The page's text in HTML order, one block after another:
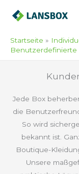
Inhalt
Startseite
Benutzerdefinierte
Jede Box
die
So wird
bekannt ist.
Boutique-
Unsere